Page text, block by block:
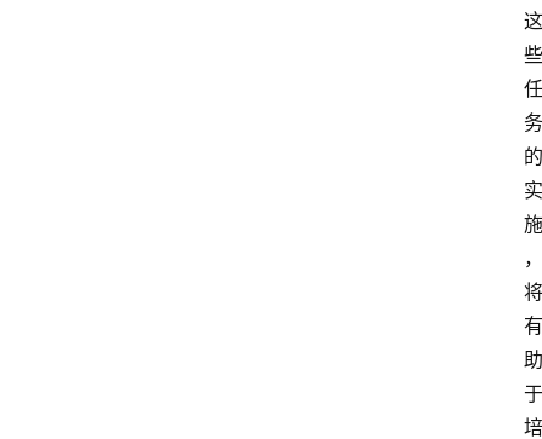
这
些
任
务
的
实
施
，
将
有
助
于
培